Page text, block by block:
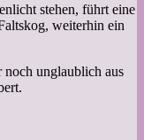
stehen, führt eine
weiterhin ein
noch unglaublich aus